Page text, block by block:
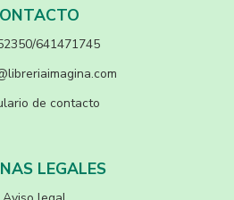
641471745
de contacto
LEGALES